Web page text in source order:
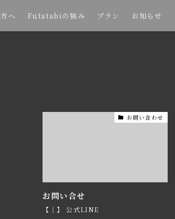
へ Futatabiの強み プラン お知らせ
お問い合わせ
お問い合せ
【｜】 公式LINE